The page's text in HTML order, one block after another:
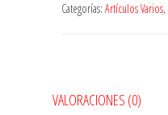
en
Litros
Categorías: Artículos Varios,
VALORACIONES (0)